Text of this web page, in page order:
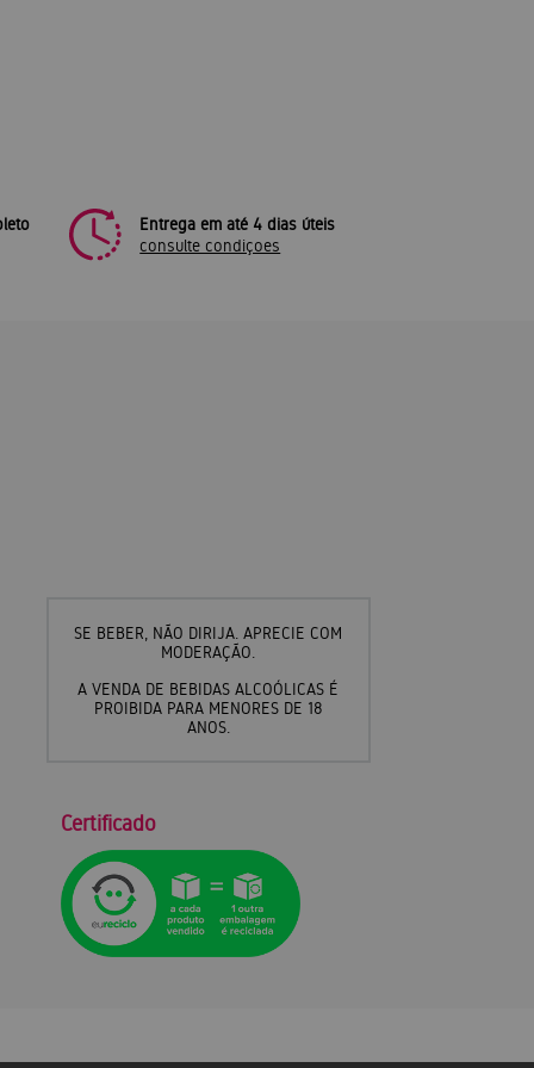
Entrega em até 4 dias úteis
consulte condiçoes
SE BEBER, NÃO DIRIJA. APRECIE COM
MODERAÇÃO.
A VENDA DE BEBIDAS ALCOÓLICAS É
PROIBIDA PARA MENORES DE 18
ANOS.
Certificado